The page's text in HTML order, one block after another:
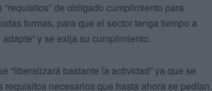
de obligado cumplimiento para
formas, para que el sector tenga tiempo a
y se exija su cumplimiento.
“liberalizará bastante la actividad” ya que se
requisitos necesarios que hasta ahora se pedían.